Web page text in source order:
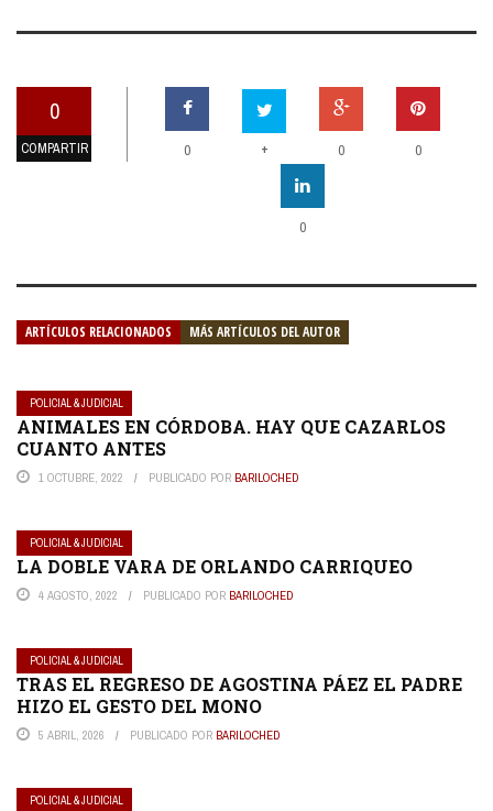
0
COMPARTIR 0 + 0 0
0
ARTÍCULOS RELACIONADOS MÁS ARTÍCULOS DEL AUTOR
POLICIAL & JUDICIAL
ANIMALES EN CÓRDOBA. HAY QUE CAZARLOS
CUANTO ANTES
1 OCTUBRE, 2022 PUBLICADO POR BARILOCHED
POLICIAL & JUDICIAL
LA DOBLE VARA DE ORLANDO CARRIQUEO
4 AGOSTO, 2022 PUBLICADO POR BARILOCHED
POLICIAL & JUDICIAL
TRAS EL REGRESO DE AGOSTINA PÁEZ EL PADRE
HIZO EL GESTO DEL MONO
5 ABRIL, 2026 PUBLICADO POR BARILOCHED
POLICIAL & JUDICIAL